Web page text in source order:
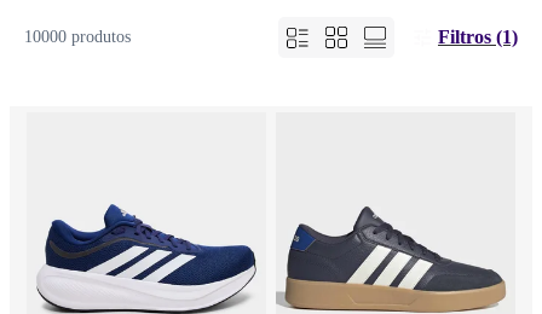
10000 produtos Filtros (1)